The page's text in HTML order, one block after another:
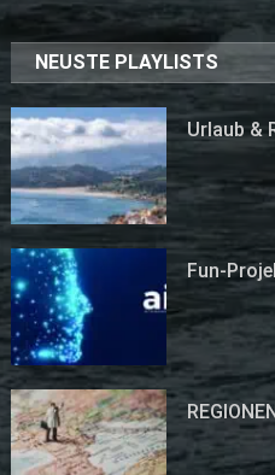
NEUSTE PLAYLISTS
Urlaub &
Fun-